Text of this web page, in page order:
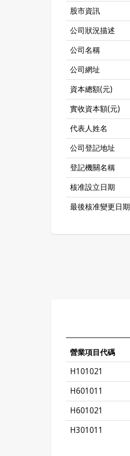
股市資訊
公司狀況描述
公司名稱
公司網址
資本總額(元)
實收資本額(元)
代表人姓名
公司登記地址
登記機關名稱
核准設立日期
最後核准變更日期
營業項目代碼
H101021
H601011
H601021
H301011